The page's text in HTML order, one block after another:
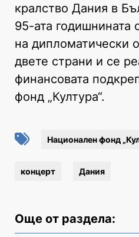
кралство Дания в
95-ата годишнината
на дипломатически
двете страни и се
финансовата
фонд „Култура“.
Национален фонд
концерт Дания
Още от раздела: